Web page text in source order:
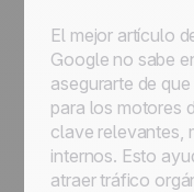
El mejor artículo
Google no sabe
asegurarte de
para los motores
clave relevantes,
internos. Esto
atraer tráfico